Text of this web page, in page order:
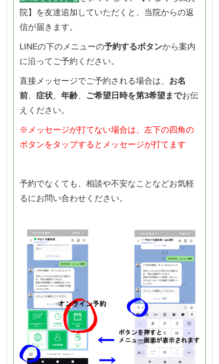
院】を友達追加していただくと、当院からの返
信が届きます。
LINEの下のメニューの予約するボタンから案内
に沿ってご予約ください。
直接メッセージでご予約される場合は、 お名
前、 症状、 年齢、 ご希望日時を第3希望までお伝
えください。
※メッセージが打てない場合は、左下の四角の
ボタンをタップするとメッセージが打てます
予約でなくても、相談や不安なことなどお気軽
るにお問い合わせください。